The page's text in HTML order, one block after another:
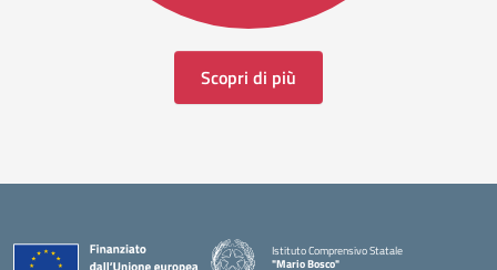
Scopri di più
Istituto Comprensivo Statale
"Mario Bosco"